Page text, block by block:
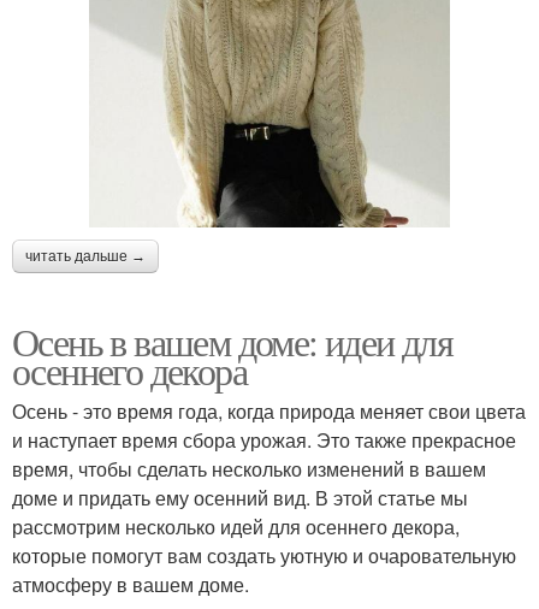
читать дальше →
Осень в вашем доме: идеи для
осеннего декора
Осень - это время года, когда природа меняет свои цвета
и наступает время сбора урожая. Это также прекрасное
время, чтобы сделать несколько изменений в вашем
доме и придать ему осенний вид. В этой статье мы
рассмотрим несколько идей для осеннего декора,
которые помогут вам создать уютную и очаровательную
атмосферу в вашем доме.